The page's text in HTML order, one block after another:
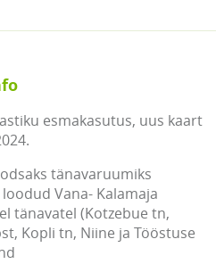
esmakasutus, uus kaart
tänavaruumiks
Vana- Kalamaja
tänavatel (Kotzebue tn,
Kopli tn, Niine ja Tööstuse